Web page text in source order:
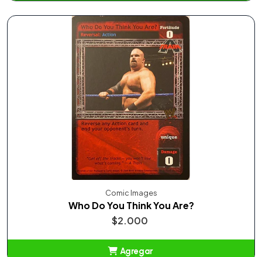
Comic Images
Who Do You Think You Are?
$2.000
Agregar